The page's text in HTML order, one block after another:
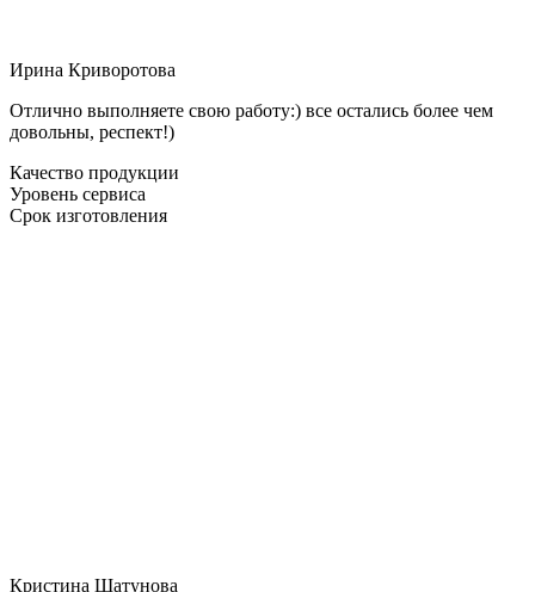
Ирина Криворотова
Отлично выполняете свою работу:) все остались более чем
довольны, респект!)
Качество продукции
Уровень сервиса
Срок изготовления
Кристина Шатунова